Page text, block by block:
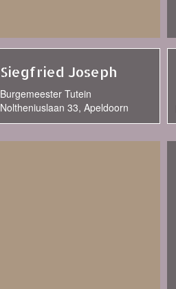
Siegfried Joseph
Burgemeester Tutein
Noltheniuslaan 33, Apeldoorn